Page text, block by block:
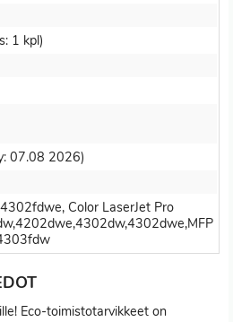
1 kpl)
07.08 2026)
Color LaserJet Pro
Eco-toimistotarvikkeet on